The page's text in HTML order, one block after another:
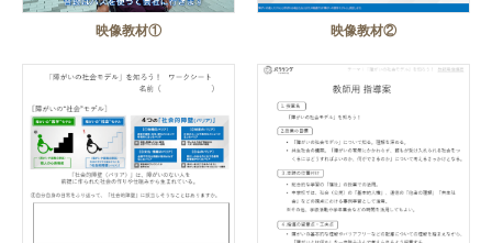
映像教材① 映像教材②